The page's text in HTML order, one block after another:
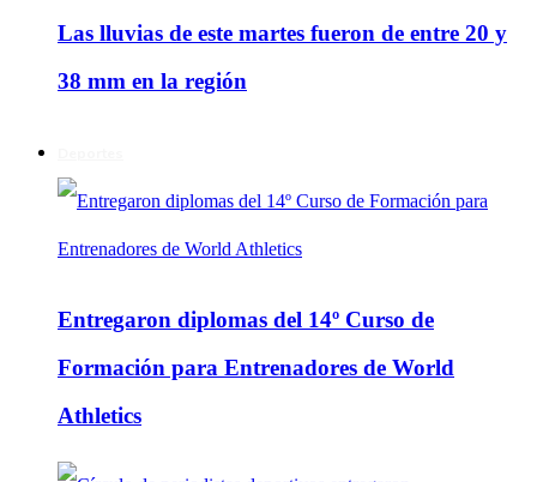
Las lluvias de este martes fueron de entre 20 y
38 mm en la región
Entregaron diplomas del 14º Curso de
Formación para Entrenadores de World
Athletics